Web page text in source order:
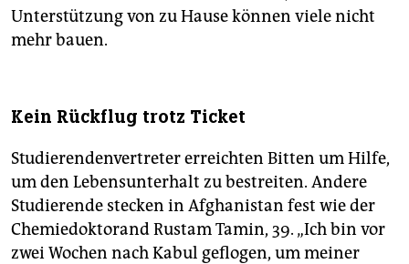
Unterstützung von zu Hause können viele nicht
mehr bauen.
Kein Rückflug trotz Ticket
Studierendenvertreter erreichten Bitten um Hilfe,
um den Lebensunterhalt zu bestreiten. Andere
Studierende stecken in Afghanistan fest wie der
Chemiedoktorand Rustam Tamin, 39. „Ich bin vor
zwei Wochen nach Kabul geflogen, um meiner